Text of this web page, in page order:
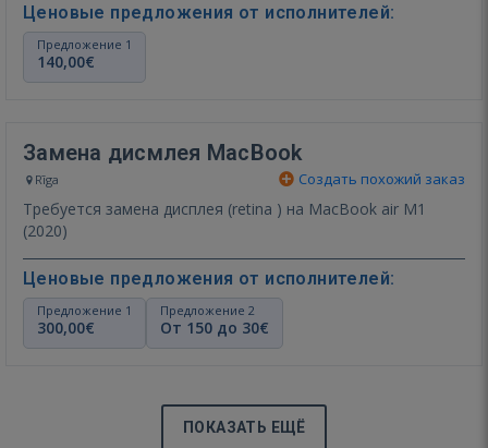
Ценовые предложения от исполнителей:
Предложение 1
140,00€
Замена дисмлея MacBook
Rīga Создать похожий заказ
Требуется замена дисплея (retina ) на MacBook air M1
(2020)
Ценовые предложения от исполнителей:
Предложение 1
300,00€
Предложение 2
От 150 до 30€
ПОКАЗАТЬ ЕЩЁ